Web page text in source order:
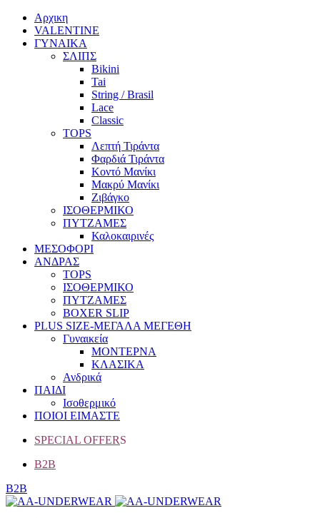
Αρχικη
VALENTINE
ΓΥΝΑΙΚΑ
ΣΛΙΠΣ
Bikini
Tai
String / Brasil
Lace
Classic
TOPS
Λεπτή Τιράντα
Φαρδιά Τιράντα
Κοντό Μανίκι
Μακρύ Μανίκι
Ζιβάγκο
ΙΣΟΘΕΡΜΙΚΟ
ΠΥΤΖΑΜΕΣ
Καλοκαιρινές
ΜΕΣΟΦΟΡΙ
ΑΝΔΡΑΣ
TOPS
ΙΣΟΘΕΡΜΙΚΟ
ΠΥΤΖΑΜΕΣ
BOXER SLIP
PLUS SIZE-ΜΕΓΑΛΑ ΜΕΓΕΘΗ
Γυναικεία
ΜΟΝΤΕΡΝΑ
ΚΛΑΣΙΚΑ
Ανδρικά
ΠΑΙΔΙ
Ισοθερμικό
ΠΟΙΟΙ ΕΙΜΑΣΤΕ
SPECIAL OFFERS
B2B
B2B